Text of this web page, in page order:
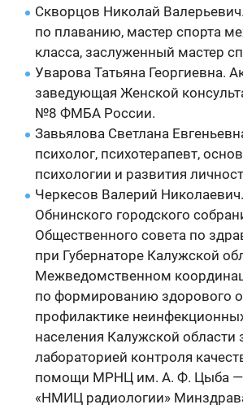
Скворцов Николай
по плаванию, мастер спорта
класса, заслуженный мастер
Уварова Татьяна Георгиевна.
заведующая Женской
№8 ФМБА России.
Завьялова Светлана
психолог, психотерапевт,
психологии и развития
Черкесов Валерий
Обнинского городского
Общественного совета по
при Губернаторе Калужской
Межведомственном
по формированию здорового
профилактике
населения Калужской
лабораторией контроля
помощи МРНЦ им. А. Ф. Цыба
«НМИЦ радиологии»